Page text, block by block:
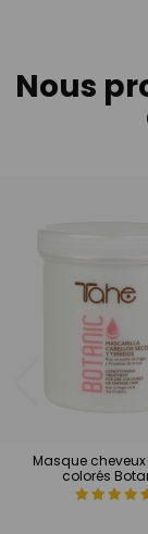
Nous
Masque
colorés